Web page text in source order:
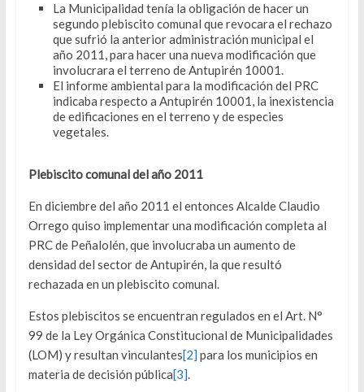
La Municipalidad tenía la obligación de hacer un
segundo plebiscito comunal que revocara el rechazo
que sufrió la anterior administración municipal el
año 2011, para hacer una nueva modificación que
involucrara el terreno de Antupirén 10001.
El informe ambiental para la modificación del PRC
indicaba respecto a Antupirén 10001, la inexistencia
de edificaciones en el terreno y de especies
vegetales.
Plebiscito comunal del año 2011
En diciembre del año 2011 el entonces Alcalde Claudio
Orrego quiso implementar una modificación completa al
PRC de Peñalolén, que involucraba un aumento de
densidad del sector de Antupirén, la que resultó
rechazada en un plebiscito comunal.
Estos plebiscitos se encuentran regulados en el Art. N°
99 de la Ley Orgánica Constitucional de Municipalidades
(LOM) y resultan vinculantes[2] para los municipios en
materia de decisión pública[3].